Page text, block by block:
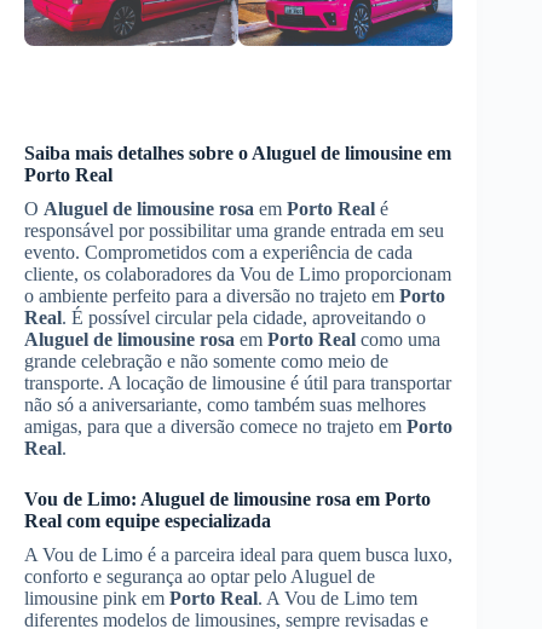
Saiba mais detalhes sobre o Aluguel de limousine em
Porto Real
O Aluguel de limousine rosa em Porto Real é
responsável por possibilitar uma grande entrada em seu
evento. Comprometidos com a experiência de cada
cliente, os colaboradores da Vou de Limo proporcionam
o ambiente perfeito para a diversão no trajeto em Porto
Real. É possível circular pela cidade, aproveitando o
Aluguel de limousine rosa em Porto Real como uma
grande celebração e não somente como meio de
transporte. A locação de limousine é útil para transportar
não só a aniversariante, como também suas melhores
amigas, para que a diversão comece no trajeto em Porto
Real.
Vou de Limo: Aluguel de limousine rosa em Porto
Real com equipe especializada
A Vou de Limo é a parceira ideal para quem busca luxo,
conforto e segurança ao optar pelo Aluguel de
limousine pink em Porto Real. A Vou de Limo tem
diferentes modelos de limousines, sempre revisadas e